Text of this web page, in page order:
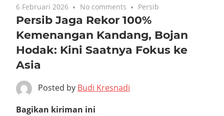
6 Februari 2026 No comments Persib
Persib Jaga Rekor 100%
Kemenangan Kandang, Bojan
Hodak: Kini Saatnya Fokus ke
Asia
Posted by Budi Kresnadi
Bagikan kiriman ini